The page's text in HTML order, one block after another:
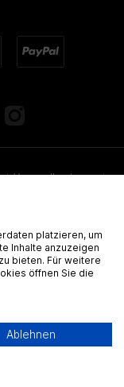
Versandkostenund
Deutschland!
ohne
Warenzeichen
dienen hier nur der
platzieren, um
Inhalte anzuzeigen
bieten. Für weitere
öffnen Sie die
Ablehnen